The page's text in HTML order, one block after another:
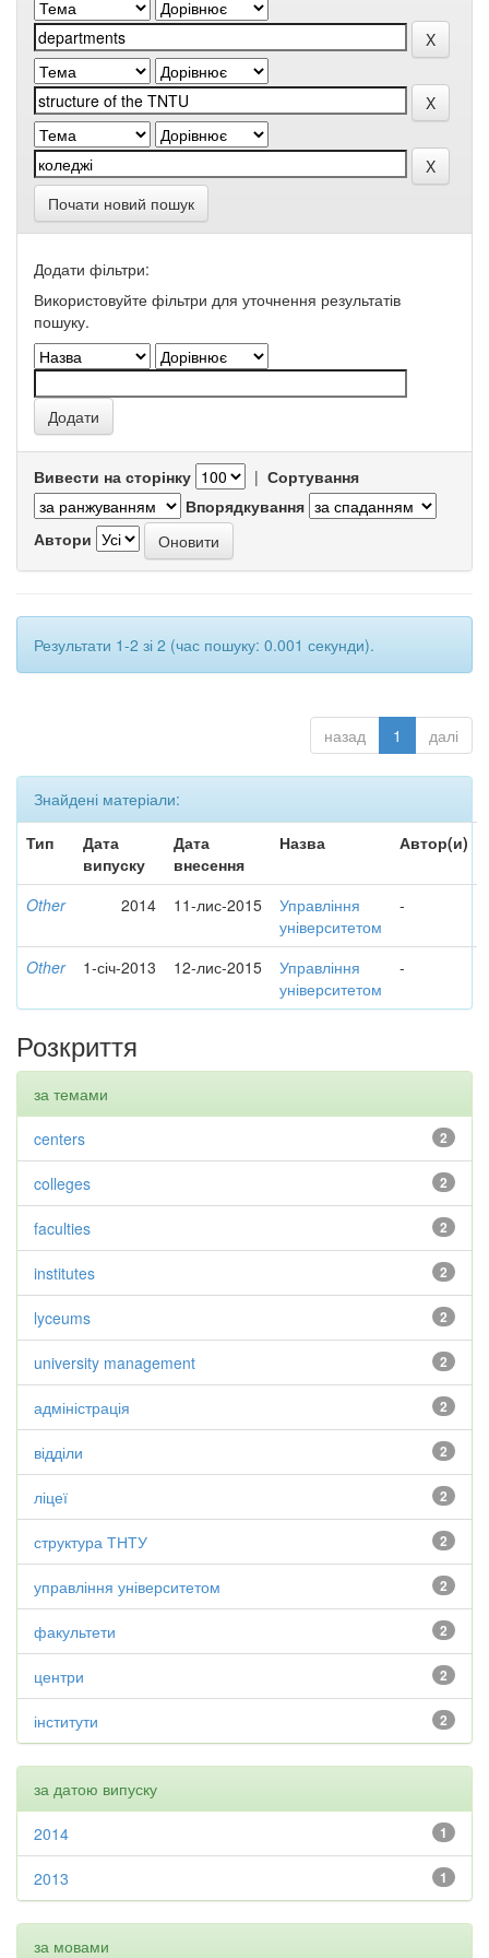
Почати новий пошук
Додати фільтри:
Використовуйте фільтри для уточнення результатів
пошуку.
Вивести на сторінку | Сортування
Впорядкування
Автори
Результати 1-2 зі 2 (час пошуку: 0.001 секунди).
назад 1 далі
Знайдені матеріали:
Тип
Дата
випуску
Дата
внесення
Назва Автор(и)
Other 2014 11-лис-2015
Управління
університетом
-
Other 1-січ-2013 12-лис-2015
Управління
університетом
-
Розкриття
за темами
2
centers
2
colleges
2
faculties
2
institutes
2
lyceums
2
university management
2
адміністрація
2
відділи
2
ліцеї
2
структура ТНТУ
2
управління університетом
2
факультети
2
центри
2
інститути
за датою випуску
1
2014
1
2013
за мовами